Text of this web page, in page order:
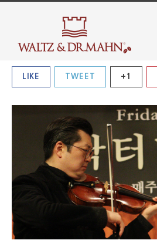
LIKE TWEET +1